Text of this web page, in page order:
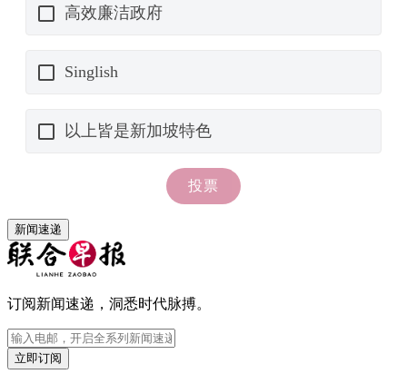
新闻速递
订阅新闻速递，洞悉时代脉搏。
立即订阅